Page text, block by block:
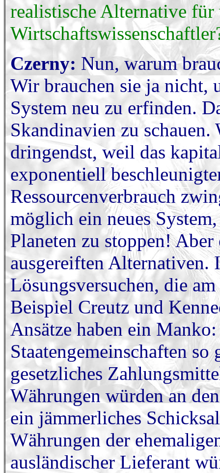
realistische Alternative für
Czerny: Nun, warum
Wir brauchen sie ja nicht,
System neu zu erfinden.
Skandinavien zu
dringendst, weil das
exponentiell
Ressourcenverbrauch
möglich ein neues
Planeten zu stoppen!
ausgereiften Alternativen.
Lösungsversuchen, die
Beispiel Creutz und
Ansätze haben ein
Staatengemeinschaften
gesetzliches
Währungen würden an
ein jämmerliches
Währungen der
ausländischer Lieferant